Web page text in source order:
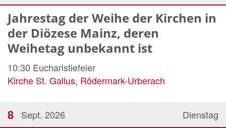
Jahrestag der Weihe der Kirchen in
der Diözese Mainz, deren
Weihetag unbekannt ist
10:30 Eucharistiefeier
Kirche St. Gallus, Rödermark-Urberach
Dienstag
8 Sept. 2026